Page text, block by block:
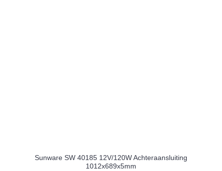
Sunware SW 40185 12V/120W Achteraansluiting
1012x689x5mm